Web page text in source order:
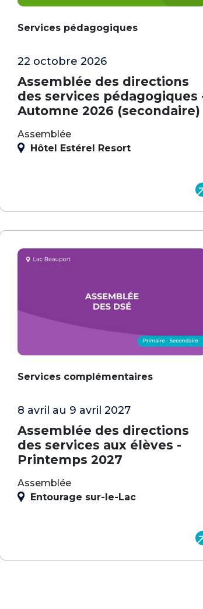
Services pédagogiques
22 octobre 2026
Assemblée des directions
des services pédagogiques
Automne 2026 (secondaire)
Assemblée
Hôtel Estérel Resort
Services complémentaires
8 avril au 9 avril 2027
Assemblée des directions
des services aux élèves -
Printemps 2027
Assemblée
Entourage sur-le-Lac